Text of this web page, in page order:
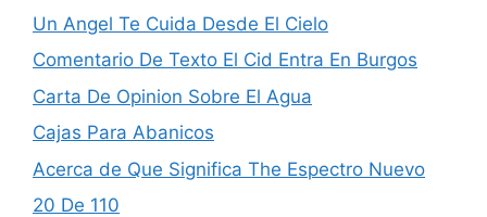
Un Angel Te Cuida Desde El Cielo
Comentario De Texto El Cid Entra En Burgos
Carta De Opinion Sobre El Agua
Cajas Para Abanicos
Acerca de Que Significa The Espectro Nuevo
20 De 110